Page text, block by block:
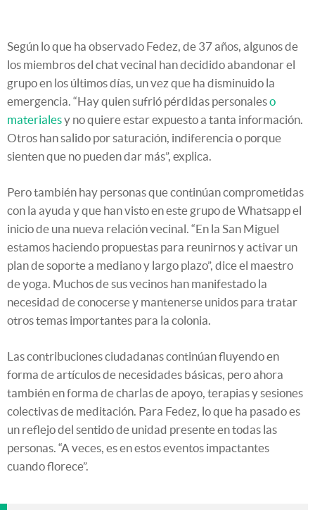
Según lo que ha observado Fedez, de 37 años, algunos de
los miembros del chat vecinal han decidido abandonar el
grupo en los últimos días, un vez que ha disminuido la
emergencia. “Hay quien sufrió pérdidas personaleso
materialesy no quiere estar expuesto a tanta información.
Otros han salido por saturación, indiferencia o porque
sienten que no pueden dar más”, explica.
Pero también hay personas que continúan comprometidas
con la ayuda y que han visto en este grupo de Whatsapp el
inicio de una nueva relación vecinal. “En la San Miguel
estamos haciendo propuestas para reunirnos y activar un
plan de soporte a mediano y largo plazo”, dice el maestro
de yoga. Muchos de sus vecinos han manifestado la
necesidad de conocerse y mantenerse unidos para tratar
otros temas importantes para la colonia.
Las contribuciones ciudadanas continúan fluyendo en
forma de artículos de necesidades básicas, pero ahora
también en forma de charlas de apoyo, terapias y sesiones
colectivas de meditación. Para Fedez, lo que ha pasado es
un reflejo del sentido de unidad presente en todas las
personas. “A veces, es en estos eventos impactantes
cuando florece”.